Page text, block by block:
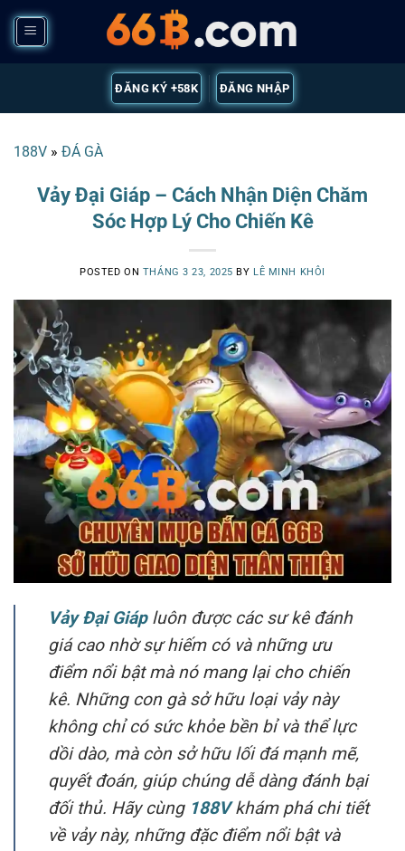
Skip
content
ĐĂNG KÝ +58K ĐĂNG NHẬP
188V » ĐÁ GÀ
Vảy Đại Giáp – Cách Nhận Diện Chăm
Sóc Hợp Lý Cho Chiến Kê
POSTED ON THÁNG 3 23, 2025 BY LÊ MINH KHÔI
Vảy Đại Giápluôn được các sư kê đánh
giá cao nhờ sự hiếm có và những ưu
điểm nổi bật mà nó mang lại cho chiến
kê. Những con gà sở hữu loại vảy này
không chỉ có sức khỏe bền bỉ và thể lực
dồi dào, mà còn sở hữu lối đá mạnh mẽ,
quyết đoán, giúp chúng dễ dàng đánh bại
đối thủ. Hãy cùng 188V khám phá chi tiết
về vảy này, những đặc điểm nổi bật và